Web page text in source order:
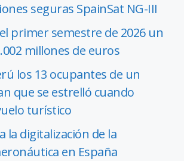
seguras SpainSat NG-III
primer semestre de 2026 un
millones de euros
los 13 ocupantes de un
que se estrelló cuando
turístico
la digitalización de la
en España